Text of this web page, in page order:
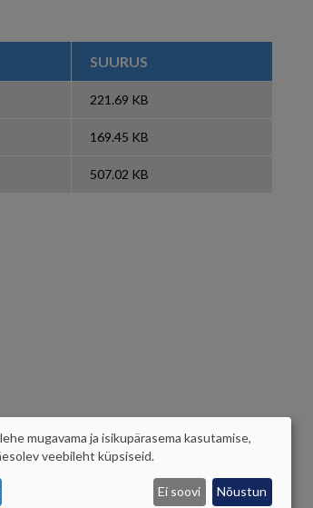
SUURUS
221.69 KB
169.45 KB
507.02 KB
mugavama ja isikupärasema kasutamise,
veebileht küpsiseid.
Ei soovi Nõustun